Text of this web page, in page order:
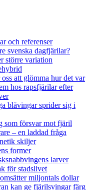
och referenser
svenska dagfjärilar?
större variation
att glömma hur det var
hos rapsfjärilar efter
blåvingar sprider sig i
som försvar mot fjäril
– en laddad fråga
skiljer
former
larver
för stadslivet
miljontals dollar
kan ge fjärilsvingar färg